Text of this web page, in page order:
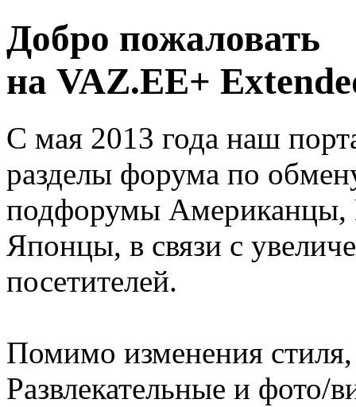
Добро пожаловать
на VAZ.EE+
С мая 2013 года наш
разделы форума по
подфорумы
Японцы, в связи с
посетителей.
Помимо изменения
Развлекательные и фото/